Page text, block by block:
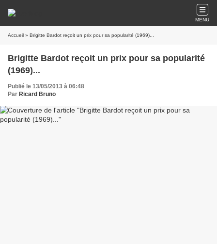
MENU
Accueil » Brigitte Bardot reçoit un prix pour sa popularité (1969)...
Brigitte Bardot reçoit un prix pour sa popularité
(1969)...
Publié le 13/05/2013 à 06:48
Par Ricard Bruno